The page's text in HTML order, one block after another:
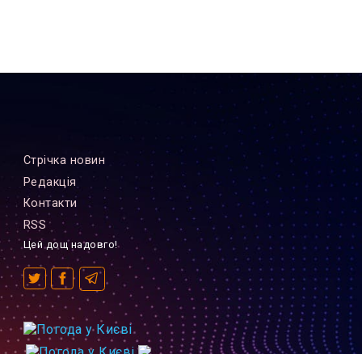
Стрiчка новин
Редакцiя
Контакти
RSS
Цей дощ надовго!